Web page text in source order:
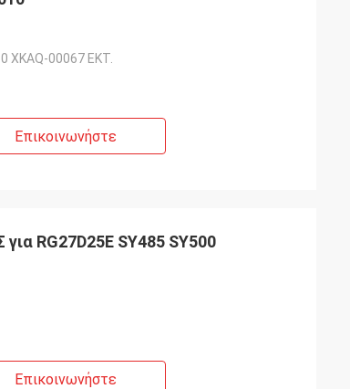
XKAQ-00067 ΕΚΤ.
Επικοινωνήστε
RG27D25E SY485 SY500
Επικοινωνήστε